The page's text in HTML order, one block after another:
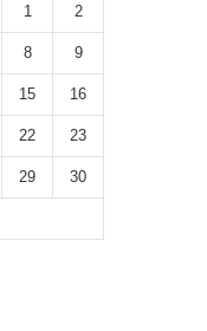
1 2
8 9
15 16
22 23
29 30